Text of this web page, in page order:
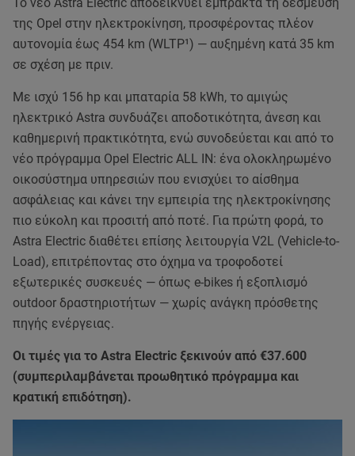
της Opel στην ηλεκτροκίνηση, προσφέροντας πλέον
αυτονομία έως 454 km (WLTP¹) — αυξημένη κατά 35 km
σε σχέση με πριν.
Με ισχύ 156 hp και μπαταρία 58 kWh, το αμιγώς
ηλεκτρικό Astra συνδυάζει αποδοτικότητα, άνεση και
καθημερινή πρακτικότητα, ενώ συνοδεύεται και από το
νέο πρόγραμμα Opel Electric ALL IN: ένα ολοκληρωμένο
οικοσύστημα υπηρεσιών που ενισχύει το αίσθημα
ασφάλειας και κάνει την εμπειρία της ηλεκτροκίνησης
πιο εύκολη και προσιτή από ποτέ. Για πρώτη φορά, το
Astra Electric διαθέτει επίσης λειτουργία V2L (Vehicle-to-
Load), επιτρέποντας στο όχημα να τροφοδοτεί
εξωτερικές συσκευές — όπως e-bikes ή εξοπλισμό
outdoor δραστηριοτήτων — χωρίς ανάγκη πρόσθετης
πηγής ενέργειας.
Οι τιμές για το Astra Electric ξεκινούν από €37.600
(συμπεριλαμβάνεται προωθητικό πρόγραμμα και
κρατική επιδότηση).